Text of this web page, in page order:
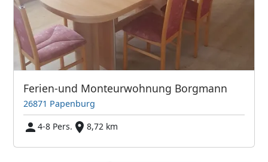
Ferien-und Monteurwohnung Borgmann
26871 Papenburg
4-8 Pers.
8,72 km